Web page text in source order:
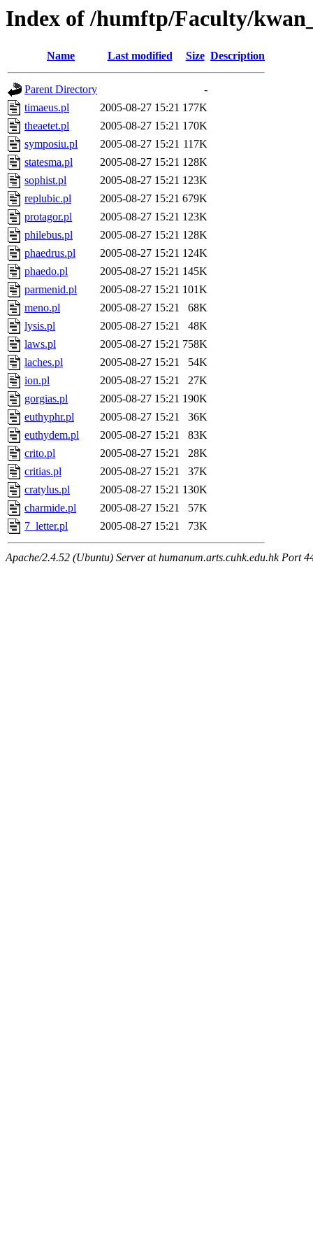
Index of /humftp/Faculty/
Name Last modified Size Description
Parent Directory
-
timaeus.pl
2005-08-27 15:21 177K
theaetet.pl
2005-08-27 15:21 170K
symposiu.pl
2005-08-27 15:21 117K
statesma.pl
2005-08-27 15:21 128K
sophist.pl
2005-08-27 15:21 123K
replubic.pl
2005-08-27 15:21 679K
protagor.pl
2005-08-27 15:21 123K
philebus.pl
2005-08-27 15:21 128K
phaedrus.pl
2005-08-27 15:21 124K
phaedo.pl
2005-08-27 15:21 145K
parmenid.pl
2005-08-27 15:21 101K
meno.pl
2005-08-27 15:21
68K
lysis.pl
2005-08-27 15:21
48K
laws.pl
2005-08-27 15:21 758K
laches.pl
2005-08-27 15:21
54K
ion.pl
2005-08-27 15:21
27K
gorgias.pl
2005-08-27 15:21 190K
euthyphr.pl
2005-08-27 15:21
36K
euthydem.pl
2005-08-27 15:21
83K
crito.pl
2005-08-27 15:21
28K
critias.pl
2005-08-27 15:21
37K
cratylus.pl
2005-08-27 15:21 130K
charmide.pl
2005-08-27 15:21
57K
7_letter.pl
2005-08-27 15:21 73K
Apache/2.4.52 (Ubuntu) Server at humanum.arts.cuhk.edu.hk Port